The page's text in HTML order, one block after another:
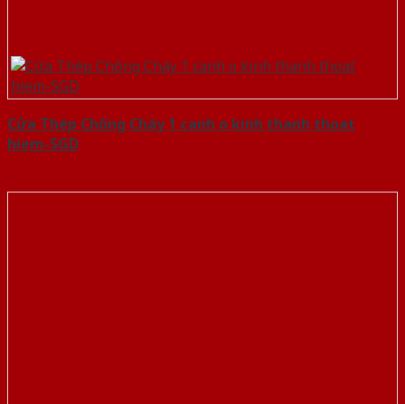
Cửa Thép Chống Cháy 1 canh o kinh thanh thoat
hiem-SGD